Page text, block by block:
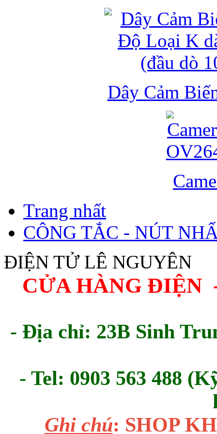
Dây Cảm
Trang nhất
CÔNG TẮC - NÚT
ĐIỆN TỬ LÊ NGUYÊN
CỬA HÀNG ĐIỆN
- Địa chỉ: 23B Sinh
- Tel: 0903 563 488
Ghi chú: SHOP